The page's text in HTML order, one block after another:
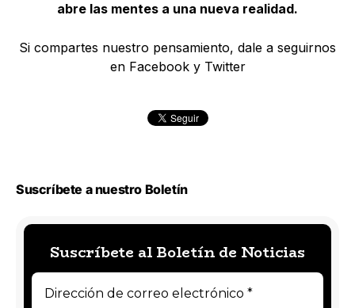
abre las mentes a una nueva realidad.
Si compartes nuestro pensamiento, dale a seguirnos
en Facebook y Twitter
Suscríbete a nuestro Boletín
Suscríbete al Boletín de Noticias